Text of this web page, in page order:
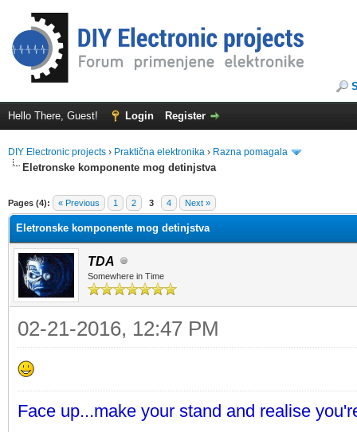
Hello There, Guest! Login Register
DIY Electronic projects › Praktična elektronika › Razna pomagala
Eletronske komponente mog detinjstva
Pages (4): « Previous 1 2 3 4 Next »
Eletronske komponente mog detinjstva
TDA
Somewhere in Time
02-21-2016, 12:47 PM
Face up...make your stand and realise